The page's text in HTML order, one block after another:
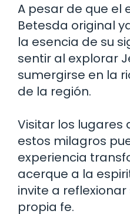
A pesar de que el
Betesda original
la esencia de su
sentir al explorar
sumergirse en la
de la región.
Visitar los lugares
estos milagros
experiencia
acerque a la
invite a
propia fe.